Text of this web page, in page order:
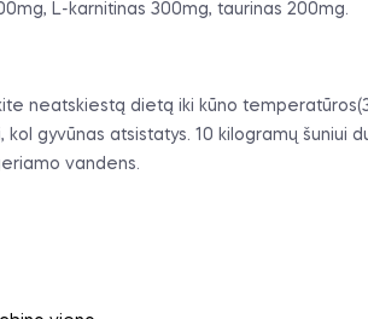
L-karnitinas 300mg, taurinas 200mg.
neatskiestą dietą iki kūno
gyvūnas atsistatys. 10 kilogramų šuniui
vandens.